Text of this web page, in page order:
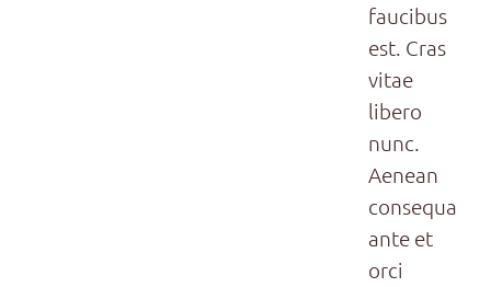
faucibus
est. Cras
vitae
libero
nunc.
Aenean
consequat
ante et
orci